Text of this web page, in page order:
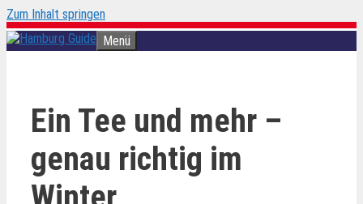
Zum Inhalt springen
Menü
Ein Tee und mehr –
genau richtig im